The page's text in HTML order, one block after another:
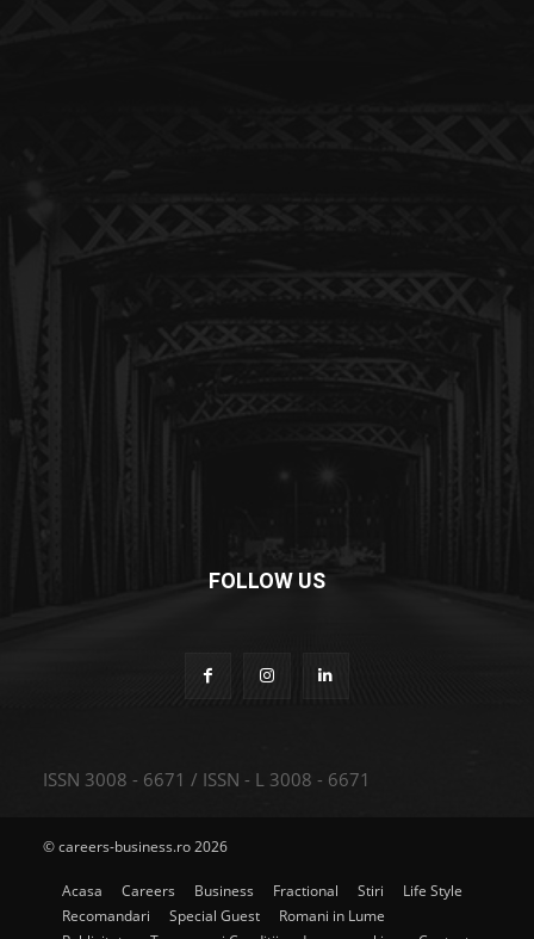
FOLLOW US
ISSN 3008 - 6671 / ISSN - L 3008 - 6671
© careers-business.ro 2026
Acasa Careers Business Fractional Stiri
Life Style
Recomandari
Special Guest
Romani in Lume